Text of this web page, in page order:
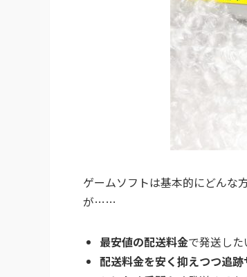
ゲームソフトは基本的にどんな
が……
最安値の配送料金で発送した
配送料金を安く抑えつつ追